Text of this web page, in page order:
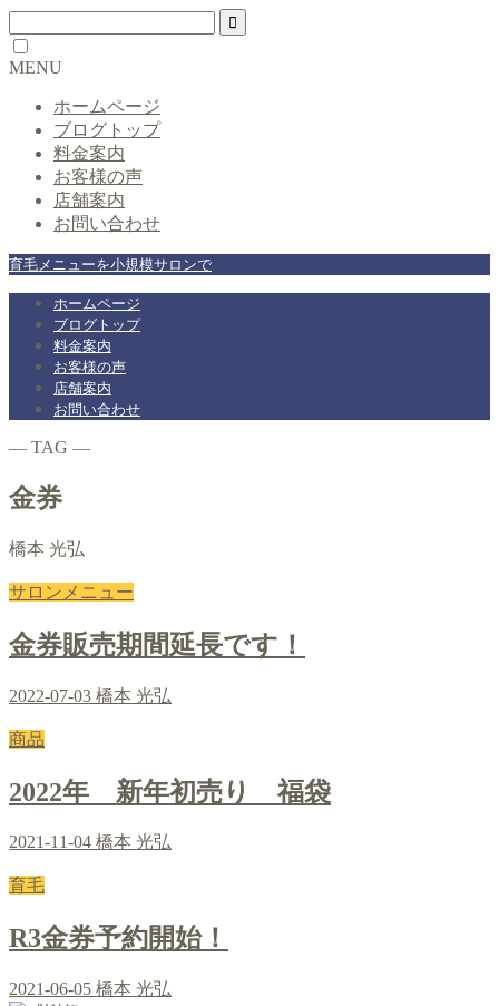
MENU
ホームページ
ブログトップ
料金案内
お客様の声
店舗案内
お問い合わせ
育毛メニューを小規模サロンで
ホームページ
ブログトップ
料金案内
お客様の声
店舗案内
お問い合わせ
― TAG ―
金券
橋本 光弘
サロンメニュー
金券販売期間延長です！
2022-07-03 橋本 光弘
商品
2022年 新年初売り 福袋
2021-11-04 橋本 光弘
育毛
R3金券予約開始！
2021-06-05 橋本 光弘